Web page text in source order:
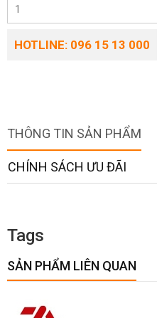
HOTLINE: 096 15 13 000
THÔNG TIN SẢN PHẨM
CHÍNH SÁCH ƯU ĐÃI
Tags
SẢN PHẨM LIÊN QUAN